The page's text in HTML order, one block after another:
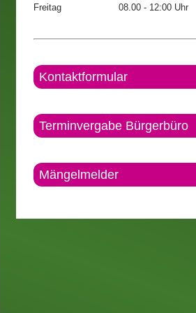
Freitag
08.00 - 12:00 Uhr
Kontaktformular
Terminvergabe Bürgerbüro
Mängelmelder